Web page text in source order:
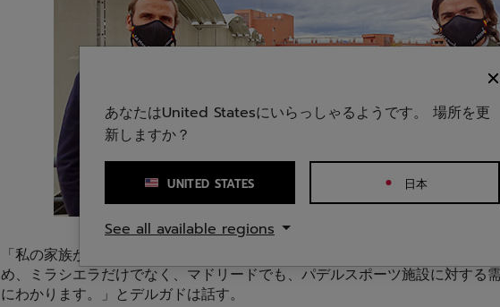
「私の家族がもともとミラシエラに住んでいたので、私も長くここに住んで
め、ミラシエラだけでなく、マドリードでも、パデルスポーツ施設に対する
にわかります。」とデルガドは話す。
あなたはUnited Statesにいらっしゃるようです。 場所を更
新しますか？
UNITED STATES 日本
See all available regions